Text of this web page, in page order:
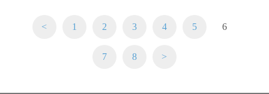
< 1 2 3 4 5 6
7 8 >